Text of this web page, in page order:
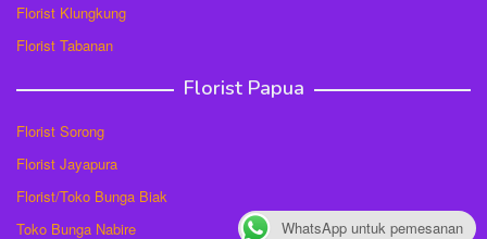
Florist Klungkung
Florist Tabanan
Florist Papua
Florist Sorong
Florist Jayapura
Florist/Toko Bunga Biak
Toko Bunga Nabire
WhatsApp untuk pemesanan